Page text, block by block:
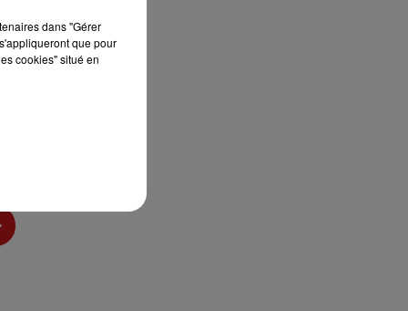
dans "Gérer
que pour
cookies" situé en